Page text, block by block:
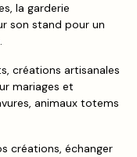
la garderie
son stand pour un
créations artisanales
mariages et
animaux totems
créations, échanger